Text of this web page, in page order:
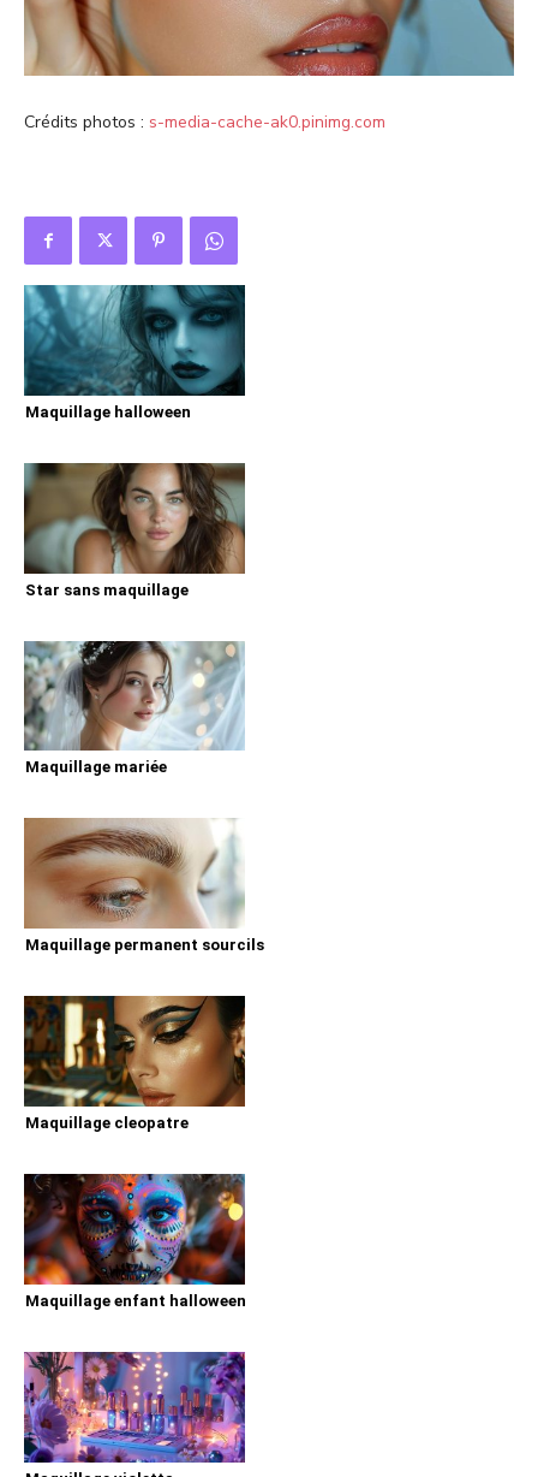
Crédits photos : s-media-cache-ak0.pinimg.com
Maquillage halloween
Star sans maquillage
Maquillage mariée
Maquillage permanent sourcils
Maquillage cleopatre
Maquillage enfant halloween